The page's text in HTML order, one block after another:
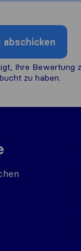
Ihre Bewertung
zu haben.